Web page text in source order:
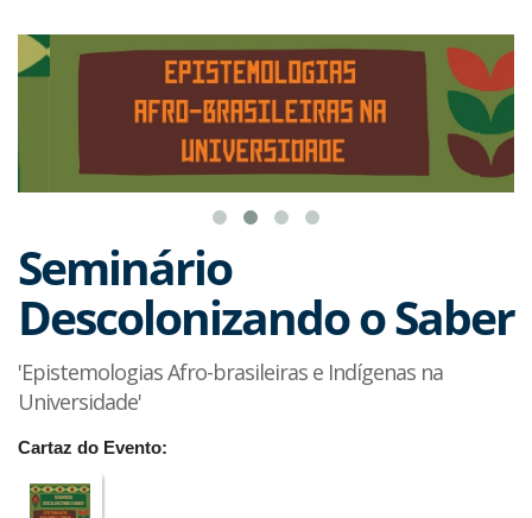
Seminário
Descolonizando o Saber
'Epistemologias Afro-brasileiras e Indígenas na
Universidade'
Cartaz do Evento: